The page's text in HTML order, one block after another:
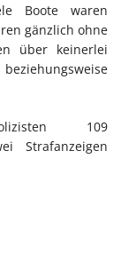
Boote waren
gänzlich ohne
über keinerlei
109
Strafanzeigen